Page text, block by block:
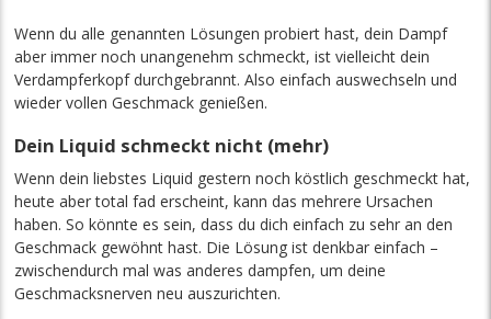
Wenn du alle genannten Lösungen probiert hast, dein Dampf
aber immer noch unangenehm schmeckt, ist vielleicht dein
Verdampferkopf durchgebrannt. Also einfach auswechseln und
wieder vollen Geschmack genießen.
Dein Liquid schmeckt nicht (mehr)
Wenn dein liebstes Liquid gestern noch köstlich geschmeckt hat,
heute aber total fad erscheint, kann das mehrere Ursachen
haben. So könnte es sein, dass du dich einfach zu sehr an den
Geschmack gewöhnt hast. Die Lösung ist denkbar einfach –
zwischendurch mal was anderes dampfen, um deine
Geschmacksnerven neu auszurichten.